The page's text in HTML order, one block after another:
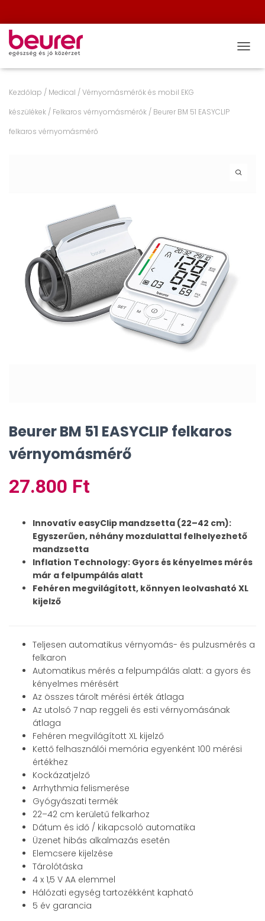
Kezdőlap / Medical /Vérnyomásmérők és mobil EKG
készülékek / Felkaros vérnyomásmérők / Beurer BM 51 EASYCLIP
felkaros vérnyomásmérő
Beurer BM 51 EASYCLIP felkaros
vérnyomásmérő
27.800 Ft
Innovatív easyClip mandzsetta (22–42 cm):
Egyszerűen, néhány mozdulattal felhelyezhető
mandzsetta
Inflation Technology: Gyors és kényelmes mérés
már a felpumpálás alatt
Fehéren megvilágított, könnyen leolvasható XL
kijelző
Teljesen automatikus vérnyomás- és pulzusmérés a
felkaron
Automatikus mérés a felpumpálás alatt: a gyors és
kényelmes mérésért
Az összes tárolt mérési érték átlaga
Az utolsó 7 nap reggeli és esti vérnyomásának
átlaga
Fehéren megvilágított XL kijelző
Kettő felhasználói memória egyenként 100 mérési
értékhez
Kockázatjelző
Arrhythmia felismerése
Gyógyászati termék
22–42 cm kerületű felkarhoz
Dátum és idő / kikapcsoló automatika
Üzenet hibás alkalmazás esetén
Elemcsere kijelzése
Tárolótáska
4 x 1,5 V AA elemmel
Hálózati egység tartozékként kapható
5 év garancia